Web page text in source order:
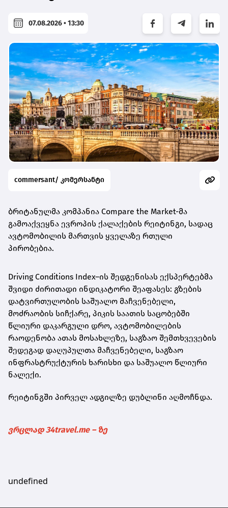
07.08.2026 • 13:30
commersant/ კომერსანტი
ბრიტანულმა კომპანია Compare the Market-მა
გამოაქვეყნა ევროპის ქალაქების რეიტინგი, სადაც
ავტომობილის მართვის ყველაზე რთული
პირობებია.
Driving Conditions Index–ის შედგენისას ექსპერტებმა
შვიდი ძირითადი ინდიკატორი შეაფასეს: გზების
დატვირთულობის საშუალო მაჩვენებელი,
მოძრაობის სიჩქარე, პიკის საათის საცობებში
წლიური დაკარგული დრო, ავტომობილების
რაოდენობა ათას მოსახლეზე, საგზაო შემთხვევების
შედეგად დაღუპულთა მაჩვენებელი, საგზაო
ინფრასტრუქტურის ხარისხი და საშუალო წლიური
ნალექი.
რეიტინგში პირველ ადგილზე დუბლინი აღმოჩნდა.
ვრცლად 34travel.me – ზე
undefined